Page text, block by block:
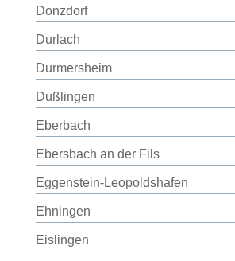
Donzdorf
Durlach
Durmersheim
Dußlingen
Eberbach
Ebersbach an der Fils
Eggenstein-Leopoldshafen
Ehningen
Eislingen